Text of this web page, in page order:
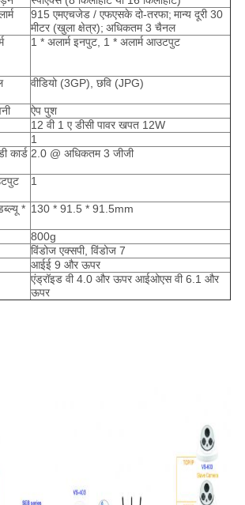
915 एमएचजेड / एफएसके दो-तरफा; मान्य दूरी 30
मीटर (खुला क्षेत्र); अधिकतम 3 चैनल
1 * अलार्म इनपुट, 1 * अलार्म आउटपुट
वीडियो (3GP), छवि (JPG)
ऐप पुश
12 वी 1 ए डीसी पावर खपत 12W
1
कार्ड 2.0 @ अधिकतम 3 जीजी
1
* 130 * 91.5 * 91.5mm
800g
विंडोज एक्सपी, विंडोज 7
आईई 9 और ऊपर
एंड्रॉइड वी 4.0 और ऊपर आईओएस वी 6.1 और
ऊपर